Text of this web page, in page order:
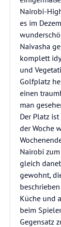
Nairobi-
es im
Naivasha
komplett
und
Golfplatz
einen
man
Der Platz
der Woche
Nairobi
gleich
gewohnt,
Küche und
beim
Gegensatz